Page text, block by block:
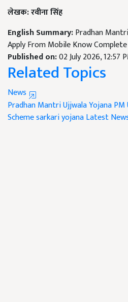
लेखक: रवीना सिंह
English Summary:Pradhan
Apply From Mobile Know
Published on:02 July 2026, 12:57
Related Topics
News
Pradhan Mantri Ujjwala YojanaPM
Schemesarkari yojanaLatest